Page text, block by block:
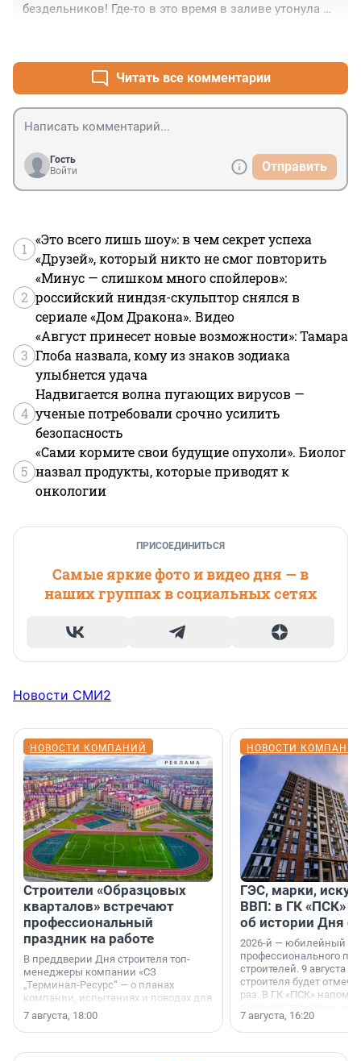
бездельников! Где-то в это время в заливе утонула
Читать все комментарии
Гость
Войти
Отправить
1
«Это всего лишь шоу»: в чем секрет успеха
«Друзей», который никто не смог повторить
2
«Минус — слишком много спойлеров»:
российский ниндзя-скульптор снялся в
сериале «Дом Дракона». Видео
3
«Август принесет новые возможности»: Тамара
Глоба назвала, кому из знаков зодиака
улыбнется удача
4
Надвигается волна пугающих вирусов —
ученые потребовали срочно усилить
безопасность
5
«Сами кормите свои будущие опухоли». Биолог
назвал продукты, которые приводят к
онкологии
ПРИСОЕДИНИТЬСЯ
Самые яркие фото и видео дня — в
наших группах в социальных сетях
Новости СМИ2
НОВОСТИ КОМПАНИЙ
Строители «Образцовых
кварталов» встречают
профессиональный
праздник на работе
В преддверии Дня строителя топ-
менеджеры компании «СЗ
„Терминал-Ресурс“ — о планах
компании, испытаниях и поводах для
осторожного оптимизма.
7 августа, 18:00
НОВОСТИ
ГЭС, марки,
ВВП: в ГК «ПСК»
об истории Дня
2026-й — юбилейный
профессионального
строителей. 9 августа
строителя будет
раз. В ГК «ПСК»
поменялась роль
7 августа, 16:20